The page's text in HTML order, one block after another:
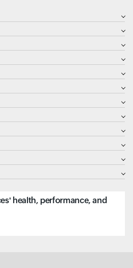
health, performance, and